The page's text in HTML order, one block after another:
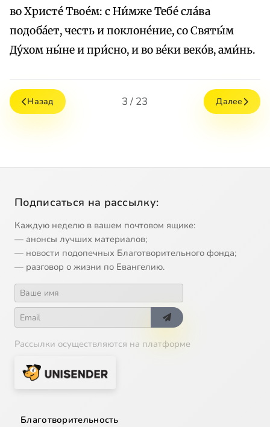
во Христе́ Твое́м: с Ни́мже Тебе́ сла́ва
подоба́ет, честь и поклоне́ние, со Святы́м
Ду́хом ны́не и при́сно, и во ве́ки веко́в, ами́нь.
Назад 3 / 23 Далее
Подписаться на рассылку:
Каждую неделю в вашем почтовом ящике:
— анонсы лучших материалов;
— новости подопечных Благотворительного фонда;
— разговор о жизни по Евангелию.
Рассылки осуществляются на платформе
Благотворительность